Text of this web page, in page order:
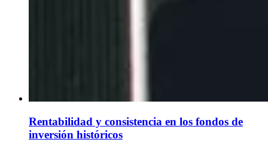
Rentabilidad y consistencia en los fondos de
inversión históricos